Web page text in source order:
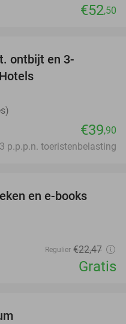
€52,50
ontbijt en 3-
€39,90
p.p.p.n. toeristenbelasting
en e-books
Regulier €22,47
Gratis